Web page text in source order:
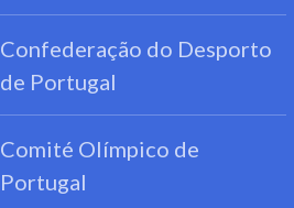
Confederação do Desporto
de Portugal
Comité Olímpico de
Portugal